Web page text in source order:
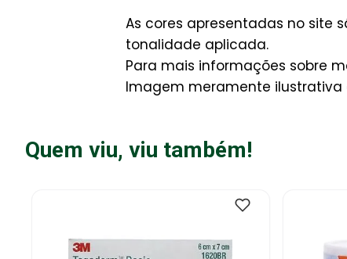
As cores apresentadas no site
tonalidade aplicada.
Para mais informações sobre
Imagem meramente
Quem viu, viu também!